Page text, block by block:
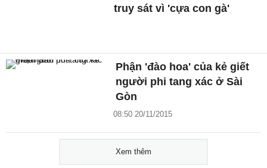
truy sát vì 'cựa con gà'
Phận 'đào hoa' của kẻ giết
người phi tang xác ở Sài
Gòn
08:50 20/11/2015
Xem thêm